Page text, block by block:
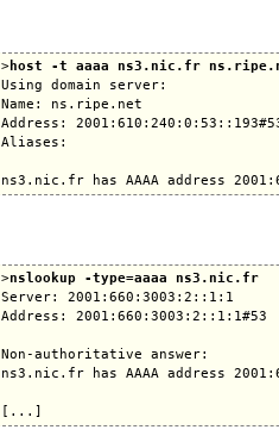
>host -t aaaa ns3.nic.fr
Using domain server:
Name: ns.ripe.net
Address:
Aliases:
>nslookup -type=aaaa ns3.nic.fr
Server: 2001:660:3003:2::1:1
Address: 2001:660:3003:2::1:1#53
Non-authoritative answer:
ns3.nic.fr has AAAA address